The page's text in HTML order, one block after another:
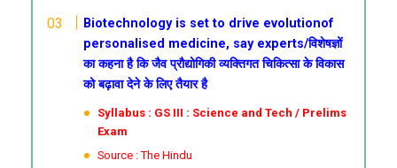
Biotechnology is set to drive evolutionof
personalised medicine, say experts/विशेषज्ञों
का कहना है कि जैव प्रौद्योगिकी व्यक्तिगत चिकित्सा के विकास
को बढ़ावा देने के लिए तैयार है
Syllabus : GS III : Science and Tech / Prelims
Exam
Source : The Hindu